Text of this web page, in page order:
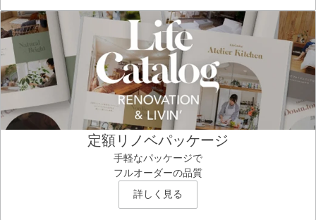
定額リノベパッケージ
手軽なパッケージで
フルオーダーの品質
詳しく見る